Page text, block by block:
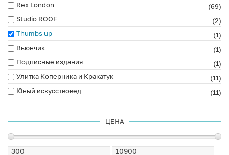
Rex London
(69)
Studio ROOF
(2)
Thumbs up
(1)
Вьюнчик
(1)
Подписные издания
(1)
Улитка Коперника и Кракатук
(11)
Юный искусствовед
(11)
ЦЕНА